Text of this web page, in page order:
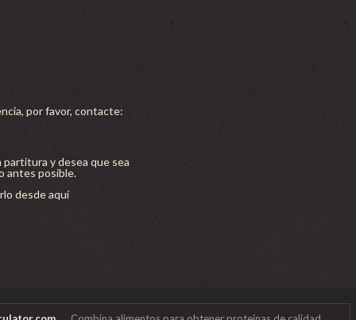
por favor, contacte:
y desea que sea
antes posible.
desde aquí